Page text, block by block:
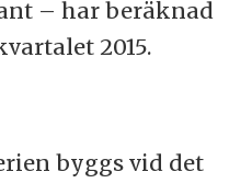
– har beräknad
2015.
byggs vid det